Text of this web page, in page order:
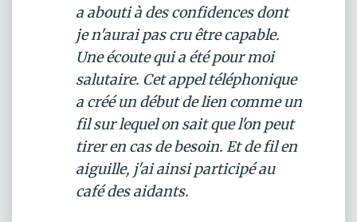
a abouti à des confidences dont
je n'aurai pas cru être capable.
Une écoute qui a été pour moi
salutaire. Cet appel téléphonique
a créé un début de lien comme un
fil sur lequel on sait que l'on peut
tirer en cas de besoin. Et de fil en
aiguille, j'ai ainsi participé au
café des aidants.